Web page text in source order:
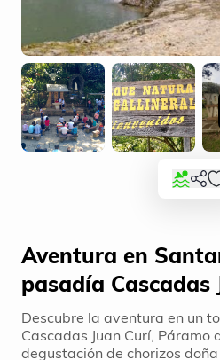
Aventura en
pasadía Cascadas
Descubre la aventura en un
Cascadas Juan Curí, Páramo
degustación de chorizos